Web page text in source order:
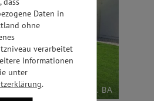
PRADL OST 4. BA
Daten in
ohne
verarbeitet
Informationen
unter
.